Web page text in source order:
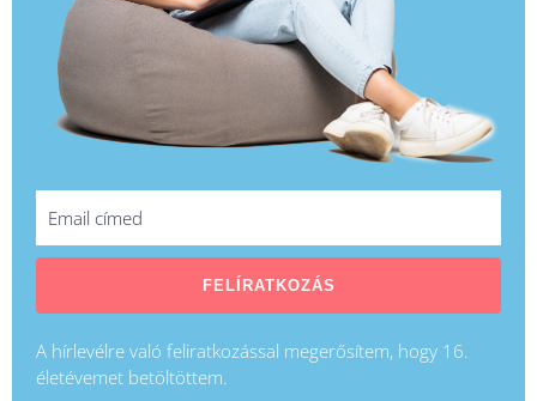
FELÍRATKOZÁS
A hírlevélre való feliratkozással megerősítem, hogy 16.
életévemet betöltöttem.